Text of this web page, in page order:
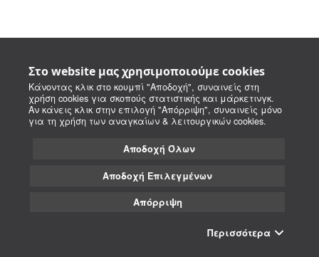
Στο website μας χρησιμοποιούμε cookies
Κάνοντας κλικ στο κουμπί "Αποδοχή", συναινείς στη
χρήση cookies για σκοπούς στατιστικής και μάρκετινγκ.
Αν κάνεις κλικ στην επιλογή "Απόρριψη", συναινείς μόνο
για τη χρήση των αναγκαίων & λειτουργικών cookies.
Αποδοχή Όλων
Αποδοχή Επιλεγμένων
Απόρριψη
Περισσότερα